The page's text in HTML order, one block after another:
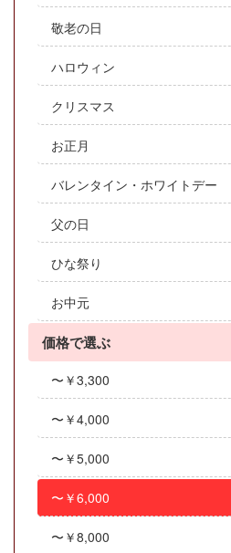
敬老の日
ハロウィン
クリスマス
お正月
バレンタイン・ホワイトデー
父の日
ひな祭り
お中元
価格で選ぶ
〜￥3,300
〜￥4,000
〜￥5,000
〜￥6,000
〜￥8,000